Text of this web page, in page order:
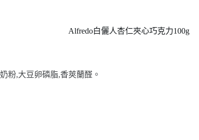
Alfredo白儷人杏仁夾心巧克力100g
粉,大豆卵磷脂,香莢蘭醛。